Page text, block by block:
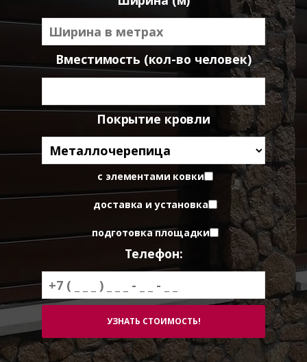
Вместимость (кол-во человек)
Покрытие кровли
с элементами ковки
доставка и установка
подготовка площадки
Телефон: